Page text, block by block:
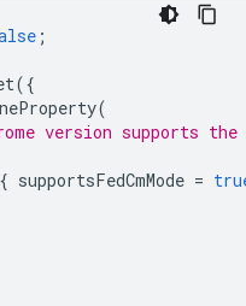
;
({
(
version supports the
{ supportsFedCmMode =